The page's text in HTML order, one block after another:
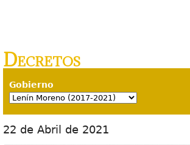
Decretos
Gobierno
22 de Abril de 2021